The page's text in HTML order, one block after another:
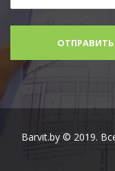
Barvit.by © 2019.